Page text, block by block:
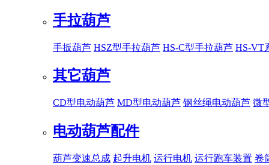
手拉葫芦
手扳葫芦 HSZ型手拉葫芦 HS-C型手拉葫芦 HS-VT
其它葫芦
CD型电动葫芦 MD型电动葫芦 钢丝绳电动葫芦 微
电动葫芦配件
葫芦变速总成 起升电机 运行电机 运行跑车装置 卷